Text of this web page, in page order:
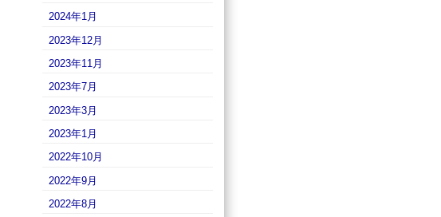
2024年1月
2023年12月
2023年11月
2023年7月
2023年3月
2023年1月
2022年10月
2022年9月
2022年8月